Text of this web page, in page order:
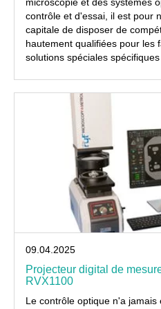
contrôle et d'essai, il est pour
capitale de disposer de
hautement qualifiées pour les
solutions spéciales spécifiques
09.04.2025
Projecteur digital de
RVX1100
Le contrôle optique n'a jamais